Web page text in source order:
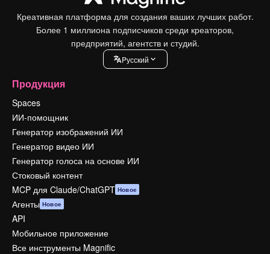
Креативная платформа для создания ваших лучших работ.
Более 1 миллиона подписчиков среди креаторов,
предприятий, агентств и студий.
Pусский
Продукция
Spaces
ИИ-помощник
Генератор изображений ИИ
Генератор видео ИИ
Генератор голоса на основе ИИ
Стоковый контент
MCP для Claude/ChatGPT Новое
Агенты Новое
API
Мобильное приложение
Все инструменты Magnific